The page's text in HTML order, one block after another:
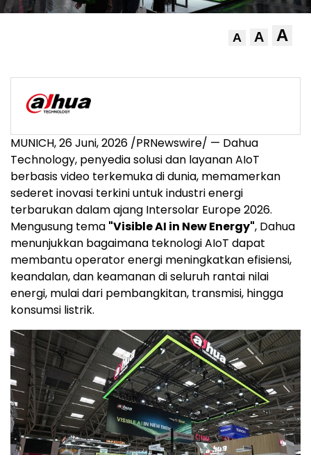
A A A
MUNICH,26 Juni, 2026 /PRNewswire/ — Dahua
Technology, penyedia solusi dan layanan AIoT
berbasis video terkemuka di dunia, memamerkan
sederet inovasi terkini untuk industri energi
terbarukan dalam ajang Intersolar Europe 2026.
Mengusung tema "Visible AI in New Energy", Dahua
menunjukkan bagaimana teknologi AIoT dapat
membantu operator energi meningkatkan efisiensi,
keandalan, dan keamanan di seluruh rantai nilai
energi, mulai dari pembangkitan, transmisi, hingga
konsumsi listrik.